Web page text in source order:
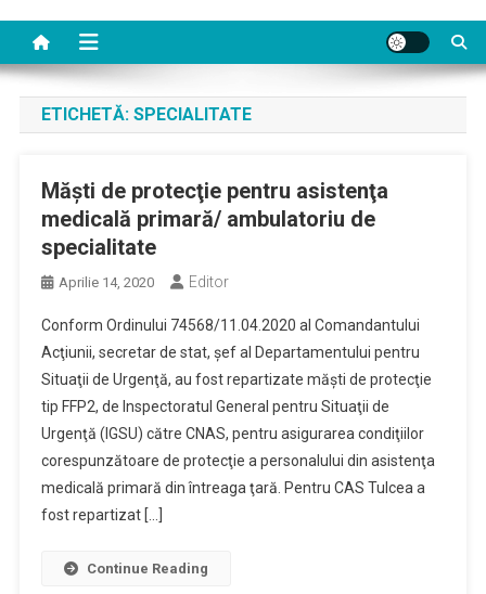
ETICHETĂ: SPECIALITATE
Măşti de protecţie pentru asistenţa
medicală primară/ ambulatoriu de
specialitate
Aprilie 14, 2020 Editor
Conform Ordinului 74568/11.04.2020 al Comandantului
Acţiunii, secretar de stat, şef al Departamentului pentru
Situaţii de Urgenţă, au fost repartizate măşti de protecţie
tip FFP2, de Inspectoratul General pentru Situaţii de
Urgenţă (IGSU) către CNAS, pentru asigurarea condiţiilor
corespunzătoare de protecţie a personalului din asistenţa
medicală primară din întreaga ţară. Pentru CAS Tulcea a
fost repartizat […]
Continue Reading